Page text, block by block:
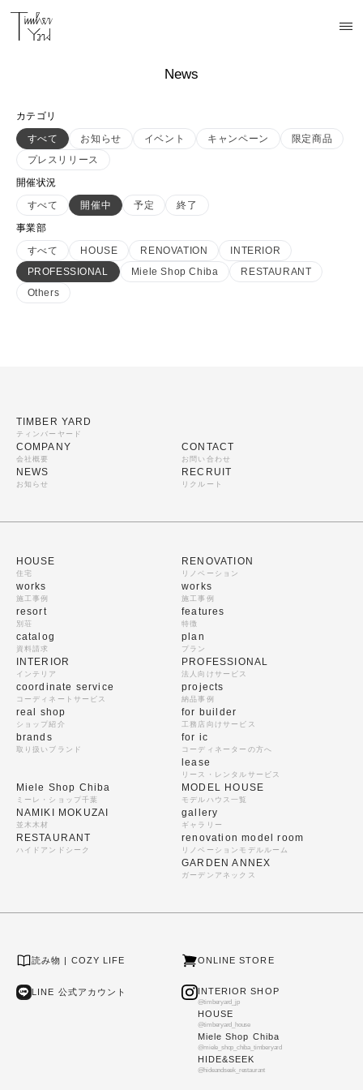
News
カテゴリ
すべて
お知らせ イベント キャンペーン
限定商品
プレスリリース
開催状況
すべて
開催中 予定
終了
事業部
すべて
HOUSE RENOVATION
INTERIOR
PROFESSIONAL
Miele Shop Chiba
RESTAURANT
Others
TIMBER YARD
ティンバーヤード
COMPANY
会社概要
NEWS
お知らせ
CONTACT
お問い合わせ
RECRUIT
リクルート
HOUSE
住宅
works
施工事例
resort
別荘
catalog
資料請求
RENOVATION
リノベーション
works
施工事例
features
特徴
plan
プラン
INTERIOR
インテリア
coordinate service
コーディネートサービス
real shop
ショップ紹介
brands
取り扱いブランド
PROFESSIONAL
法人向けサービス
projects
納品事例
for builder
工務店向けサービス
for ic
コーディネーターの方へ
lease
リース・レンタルサービス
Miele Shop Chiba
ミーレ・ショップ千葉
NAMIKI MOKUZAI
並木木材
RESTAURANT
ハイドアンドシーク
MODEL HOUSE
モデルハウス一覧
gallery
ギャラリー
renovation model room
リノベーションモデルルーム
GARDEN ANNEX
ガーデンアネックス
読み物 | COZY LIFE ONLINE STORE
LINE 公式アカウント INTERIOR SHOP
@timberyard_jp
HOUSE
@timberyard_house
Miele Shop Chiba
@miele_shop_chiba_timberyard
HIDE&SEEK
@hideandseek_restaurant